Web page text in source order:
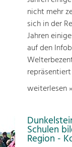
nicht mehr
sich in der
Jahren
auf den
weiterlesen »
Schulen
Region -